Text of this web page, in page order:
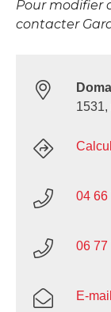
Pour modifier
contacter
1531,
04 66
06 77
E-mail